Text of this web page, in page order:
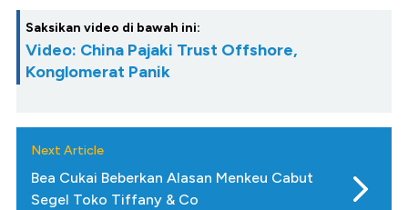
Saksikan video di bawah ini:
Video: China Pajaki Trust Offshore,
Konglomerat Panik
Next Article
Bea Cukai Beberkan Alasan Menkeu Cabut
Segel Toko Tiffany & Co